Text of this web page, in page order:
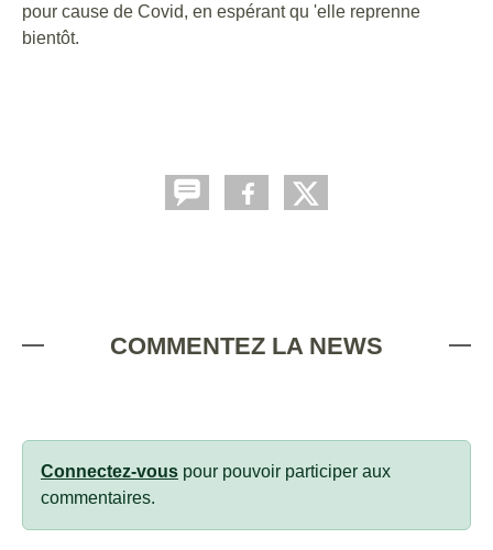
pour cause de Covid, en espérant qu 'elle reprenne
bientôt.
COMMENTEZ LA NEWS
Connectez-vous pour pouvoir participer aux
commentaires.